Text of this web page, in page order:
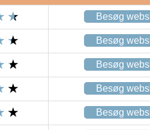
Besøg
Besøg
Besøg
Besøg
Besøg